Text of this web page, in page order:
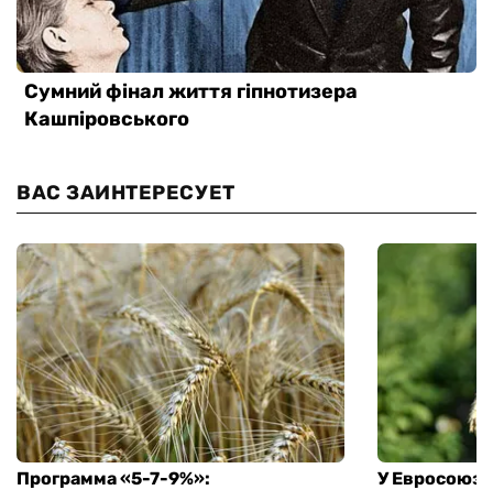
ВАС ЗАИНТЕРЕСУЕТ
Программа «5-7-9%»:
У